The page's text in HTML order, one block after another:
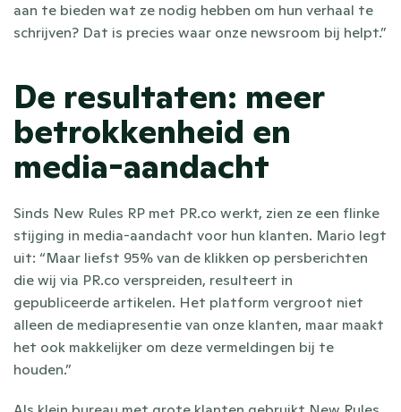
aan te bieden wat ze nodig hebben om hun verhaal te
schrijven? Dat is precies waar onze newsroom bij helpt.”
De resultaten: meer
betrokkenheid en
media-aandacht
Sinds New Rules RP met PR.co werkt, zien ze een flinke
stijging in media-aandacht voor hun klanten. Mario legt
uit: “Maar liefst 95% van de klikken op persberichten
die wij via PR.co verspreiden, resulteert in
gepubliceerde artikelen. Het platform vergroot niet
alleen de mediapresentie van onze klanten, maar maakt
het ook makkelijker om deze vermeldingen bij te
houden.”